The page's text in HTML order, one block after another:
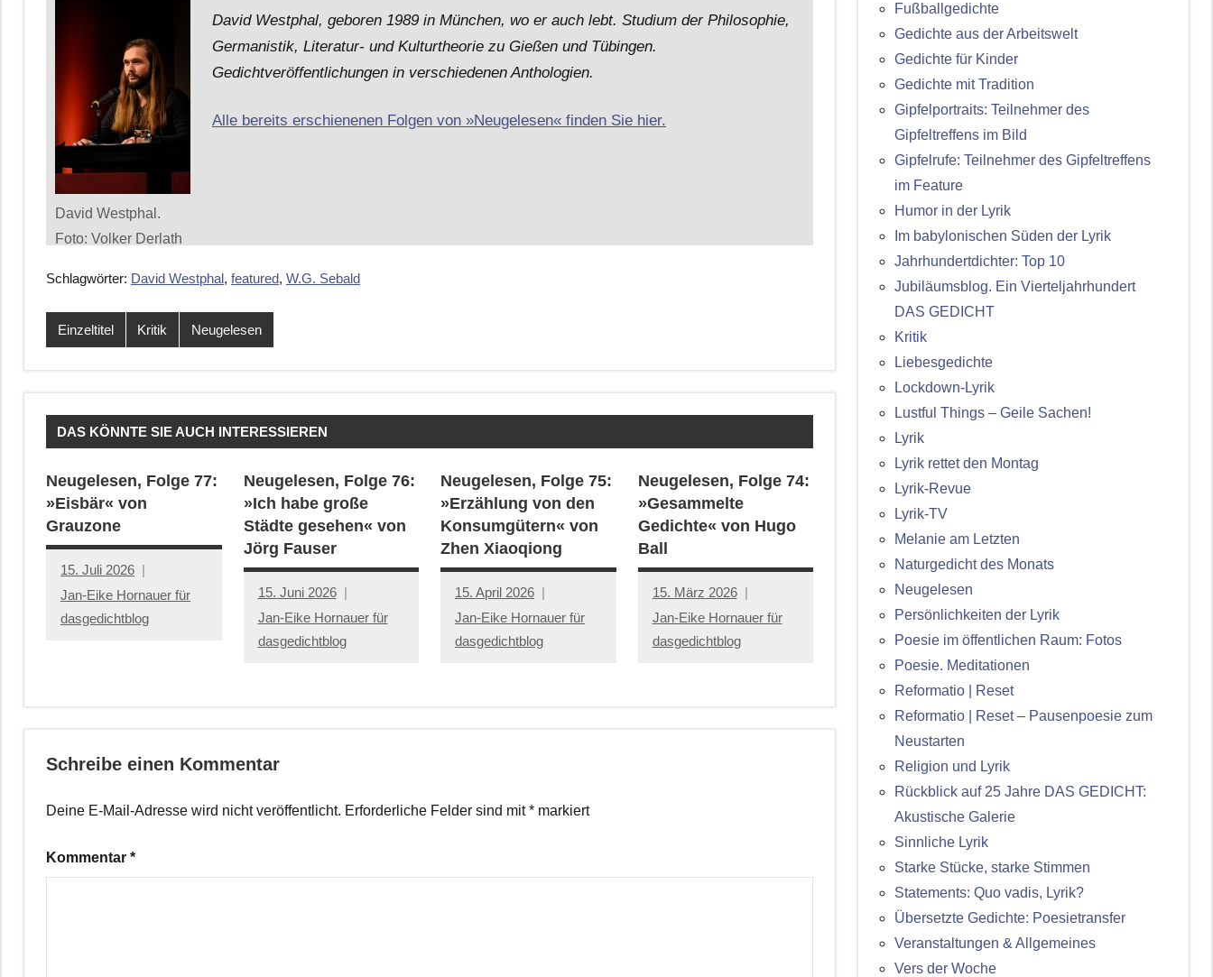
David Westphal.
Foto: Volker Derlath
David Westphal, geboren 1989 in München, wo er auch lebt. Studium der Philosophie,
Germanistik, Literatur- und Kulturtheorie zu Gießen und Tübingen.
Gedichtveröffentlichungen in verschiedenen Anthologien.
Alle bereits erschienenen Folgen von »Neugelesen« finden Sie hier.
Schlagwörter: David Westphal, featured, W.G. Sebald
Einzeltitel Kritik Neugelesen
DAS KÖNNTE SIE AUCH INTERESSIEREN
Neugelesen, Folge 77:
»Eisbär« von
Grauzone
15. Juli 2026
Jan-Eike Hornauer für
dasgedichtblog
Neugelesen, Folge 76:
»Ich habe große
Städte gesehen« von
Jörg Fauser
15. Juni 2026
Jan-Eike Hornauer für
dasgedichtblog
Neugelesen, Folge 75:
»Erzählung von den
Konsumgütern« von
Zhen Xiaoqiong
15. April 2026
Jan-Eike Hornauer für
dasgedichtblog
Neugelesen, Folge 74:
»Gesammelte
Gedichte« von Hugo
Ball
15. März 2026
Jan-Eike Hornauer für
dasgedichtblog
Schreibe einen Kommentar
Deine E-Mail-Adresse wird nicht veröffentlicht. Erforderliche Felder sind mit* markiert
Kommentar *
Fußballgedichte
Gedichte aus der Arbeitswelt
Gedichte für Kinder
Gedichte mit Tradition
Gipfelportraits: Teilnehmer des
Gipfeltreffens im Bild
Gipfelrufe: Teilnehmer des Gipfeltreffens
im Feature
Humor in der Lyrik
Im babylonischen Süden der Lyrik
Jahrhundertdichter: Top 10
Jubiläumsblog. Ein Vierteljahrhundert
DAS GEDICHT
Kritik
Liebesgedichte
Lockdown-Lyrik
Lustful Things – Geile Sachen!
Lyrik
Lyrik rettet den Montag
Lyrik-Revue
Lyrik-TV
Melanie am Letzten
Naturgedicht des Monats
Neugelesen
Persönlichkeiten der Lyrik
Poesie im öffentlichen Raum: Fotos
Poesie. Meditationen
Reformatio | Reset
Reformatio | Reset – Pausenpoesie zum
Neustarten
Religion und Lyrik
Rückblick auf 25 Jahre DAS GEDICHT:
Akustische Galerie
Sinnliche Lyrik
Starke Stücke, starke Stimmen
Statements: Quo vadis, Lyrik?
Übersetzte Gedichte: Poesietransfer
Veranstaltungen & Allgemeines
Vers der Woche